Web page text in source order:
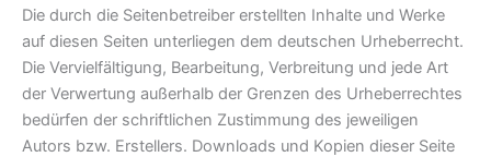
Die durch die Seitenbetreiber erstellten Inhalte und Werke
auf diesen Seiten unterliegen dem deutschen Urheberrecht.
Die Vervielfältigung, Bearbeitung, Verbreitung und jede Art
der Verwertung außerhalb der Grenzen des Urheberrechtes
bedürfen der schriftlichen Zustimmung des jeweiligen
Autors bzw. Erstellers. Downloads und Kopien dieser Seite